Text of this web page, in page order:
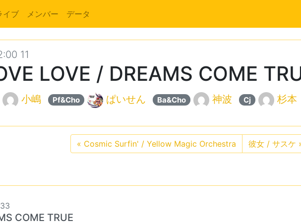
イブ メンバー データ
11
LOVE / DREAMS COME
小嶋 Pf&Cho ぱいせん Ba&Cho 神波 Cj 杉本
« Cosmic Surfin' / Yellow Magic Orchestra 彼女 / サスケ
COME TRUE